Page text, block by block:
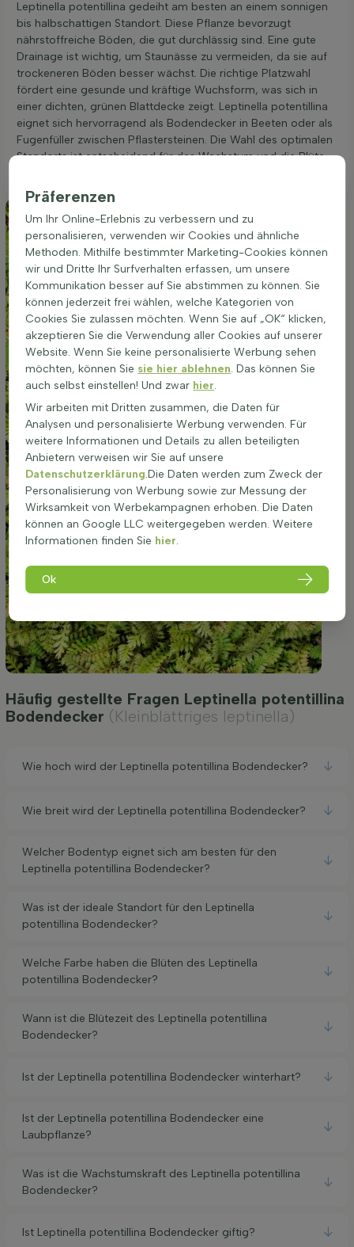
Leptinella potentillina gedeiht am besten an einem sonnigen
bis halbschattigen Standort. Diese Pflanze bevorzugt
nährstoffreiche Böden, die gut durchlässig sind. Eine gute
Drainage ist wichtig, um Staunässe zu vermeiden, da sie auf
trockeneren Böden besser wächst. Die richtige Platzwahl
fördert eine gesunde und kräftige Wuchsform, was sich in
einer dichten, grünen Blattdecke zeigt. Leptinella potentillina
eignet sich hervorragend als Bodendecker in Beeten oder als
Fugenfüller zwischen Pflastersteinen. Die Wahl des optimalen
Standorts ist entscheidend für das Wachstum und die Blüte
Häufig gestellte Fragen Leptinella potentillina
Bodendecker (Kleinblättriges leptinella)
Wie hoch wird der Leptinella potentillina Bodendecker?
Wie breit wird der Leptinella potentillina Bodendecker?
Welcher Bodentyp eignet sich am besten für den
Leptinella potentillina Bodendecker?
Was ist der ideale Standort für den Leptinella
potentillina Bodendecker?
Welche Farbe haben die Blüten des Leptinella
potentillina Bodendecker?
Wann ist die Blütezeit des Leptinella potentillina
Bodendecker?
Ist der Leptinella potentillina Bodendecker winterhart?
Ist der Leptinella potentillina Bodendecker eine
Laubpflanze?
Was ist die Wachstumskraft des Leptinella potentillina
Bodendecker?
Ist Leptinella potentillina Bodendecker giftig?
Präferenzen
Um Ihr Online-Erlebnis zu verbessern und zu
personalisieren, verwenden wir Cookies und ähnliche
Methoden. Mithilfe bestimmter Marketing-Cookies können
wir und Dritte Ihr Surfverhalten erfassen, um unsere
Kommunikation besser auf Sie abstimmen zu können. Sie
können jederzeit frei wählen, welche Kategorien von
Cookies Sie zulassen möchten. Wenn Sie auf „OK“ klicken,
akzeptieren Sie die Verwendung aller Cookies auf unserer
Website. Wenn Sie keine personalisierte Werbung sehen
möchten, können Sie sie hier ablehnen. Das können Sie
auch selbst einstellen! Und zwar hier.
Wir arbeiten mit Dritten zusammen, die Daten für
Analysen und personalisierte Werbung verwenden. Für
weitere Informationen und Details zu allen beteiligten
Anbietern verweisen wir Sie auf unsere
Datenschutzerklärung.Die Daten werden zum Zweck der
Personalisierung von Werbung sowie zur Messung der
Wirksamkeit von Werbekampagnen erhoben. Die Daten
können an Google LLC weitergegeben werden. Weitere
Informationen finden Sie hier.
Ok